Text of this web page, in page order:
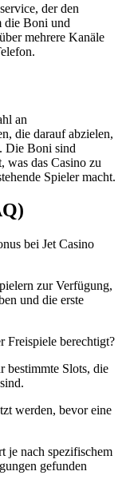
der den
die Boni und
mehrere Kanäle
an
die darauf abzielen,
Die Boni sind
was das Casino zu
Spieler macht.
bei Jet Casino
zur Verfügung,
und die erste
Freispiele berechtigt?
bestimmte Slots, die
werden, bevor eine
je nach spezifischem
gefunden